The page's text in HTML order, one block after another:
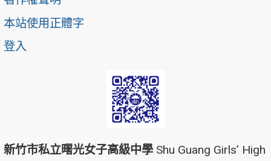
本站使用正體字
登入
新竹市私立曙光女子高級中學 Shu Guang Girls’ High